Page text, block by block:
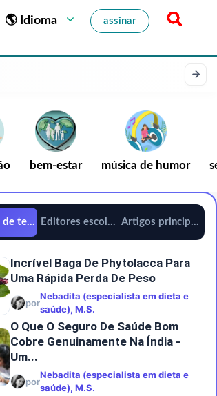
🌎 Idioma assinar
bem-estar música de humor
tendênciasEditores escolhemArtigos principais
Incrível Baga De Phytolacca Para
Uma Rápida Perda De Peso
por
Nebadita (especialista em dieta e
saúde), M.S.
O Que O Seguro De Saúde Bom
Cobre Genuinamente Na Índia -
Um...
por
Nebadita (especialista em dieta e
saúde), M.S.